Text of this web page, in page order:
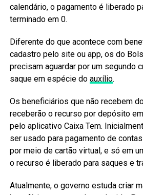
calendário, o pagamento é liberado
terminado em 0.
Diferente do que acontece com
cadastro pelo site ou app, os do
precisam aguardar por um segundo
saque em espécie do auxílio.
Os beneficiários que não recebem
receberão o recurso por depósito
pelo aplicativo Caixa Tem.
ser usado para pagamento de
por meio de cartão virtual, e só em
o recurso é liberado para saques e
Atualmente, o governo estuda criar